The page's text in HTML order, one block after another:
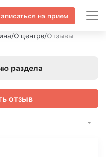
на прием
/О центре/Отзывы
раздела
отзыв